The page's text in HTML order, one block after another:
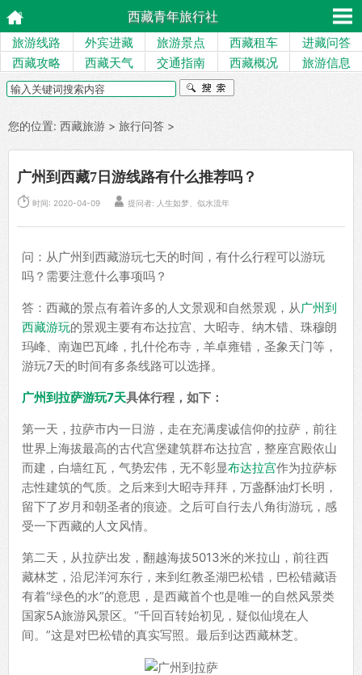
西藏青年旅行社
旅游线路 外宾进藏 旅游景点 西藏租车
进藏问答
西藏攻略
西藏天气 交通指南 西藏概况 旅游信息
您的位置: 西藏旅游 > 旅行问答 >
广州到西藏7日游线路有什么推荐吗？
 时间: 2020-04-09  提问者: 人生如梦、似水流年
问：从广州到西藏游玩七天的时间，有什么行程可以游玩
吗？需要注意什么事项吗？
答：西藏的景点有着许多的人文景观和自然景观，从广州到
西藏游玩的景观主要有布达拉宫、大昭寺、纳木错、珠穆朗
玛峰、南迦巴瓦峰，扎什伦布寺，羊卓雍错，圣象天门等，
游玩7天的时间有多条线路可以选择。
广州到拉萨游玩7天具体行程，如下：
第一天，拉萨市内一日游，走在充满虔诚信仰的拉萨，前往
世界上海拔最高的古代宫堡建筑群布达拉宫，整座宫殿依山
而建，白墙红瓦，气势宏伟，无不彰显布达拉宫作为拉萨标
志性建筑的气质。之后来到大昭寺拜拜，万盏酥油灯长明，
留下了岁月和朝圣者的痕迹。之后可自行去八角街游玩，感
受一下西藏的人文风情。
第二天，从拉萨出发，翻越海拔5013米的米拉山，前往西
藏林芝，沿尼洋河东行，来到红教圣湖巴松错，巴松错藏语
有着“绿色的水”的意思，是西藏首个也是唯一的自然风景类
国家5A旅游风景区。“千回百转始初见，疑似仙境在人
间。”这是对巴松错的真实写照。最后到达西藏林芝。